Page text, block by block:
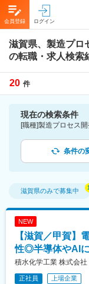
会員登録 ログイン
滋賀県、製造プロ
の転職・求人検索
20 件
現在の検索条件
条件の
滋賀県のみで募集中
NEW
【滋賀／甲賀】
性◎半導体やAI
積水化学工業 株式会社
正社員 上場企業